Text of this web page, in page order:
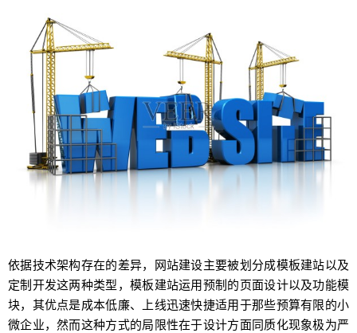
依据技术架构存在的差异，网站建设主要被划分成模板建站以及
定制开发这两种类型，模板建站运用预制的页面设计以及功能模
块，其优点是成本低廉、上线迅速快捷适用于那些预算有限的小
微企业，然而这种方式的局限性在于设计方面同质化现象极为严